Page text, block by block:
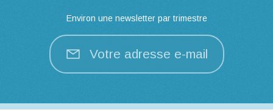
Environ une newsletter par trimestre
Votre adresse e-mail